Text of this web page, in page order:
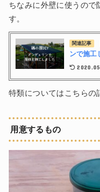
ちなみに外壁に使うので
す。
関連記事
ンで施
特類についてはこちらの
用意するもの